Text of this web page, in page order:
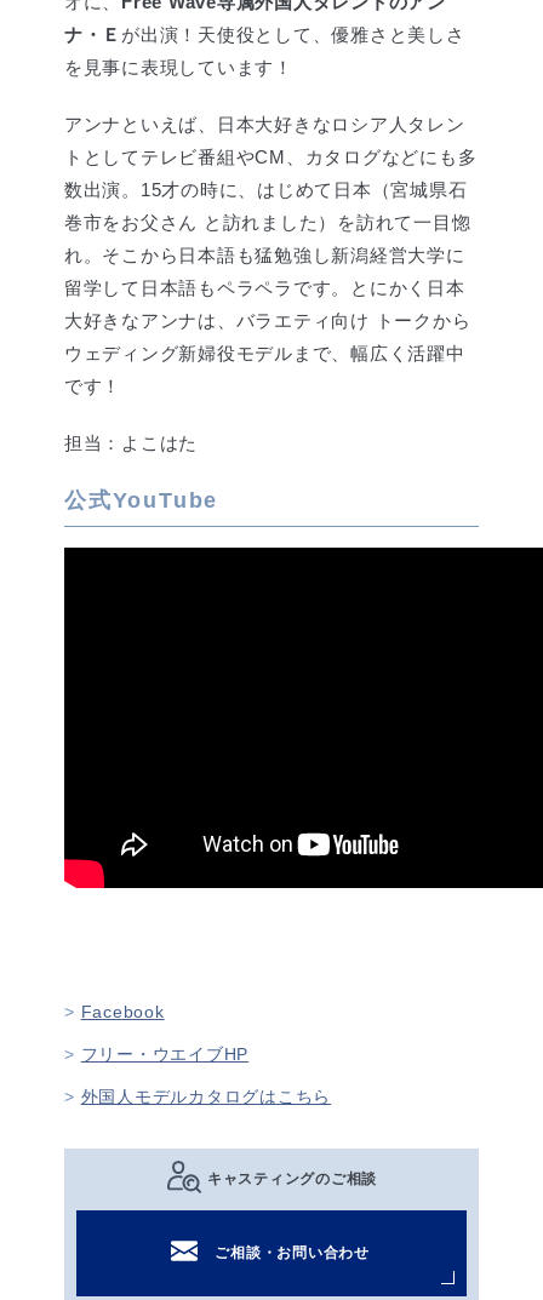
ナ・Ｅ が出演！天使役として、優雅さと美しさ
を見事に表現しています！
アンナといえば、日本大好きなロシア人タレン
トとしてテレビ番組やCM、カタログなどにも多
数出演。15才の時に、はじめて日本（宮城県石
巻市をお父さん と訪れました）を訪れて一目惚
れ。そこから日本語も猛勉強し新潟経営大学に
留学して日本語もペラペラです。とにかく日本
大好きなアンナは、バラエティ向け トークから
ウェディング新婦役モデルまで、幅広く活躍中
です！
担当：よこはた
公式YouTube
Facebook
フリー・ウエイブHP
外国人モデルカタログはこちら
キャスティングのご相談
ご相談・お問い合わせ